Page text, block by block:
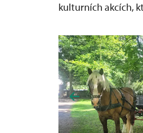
kulturních akcích,